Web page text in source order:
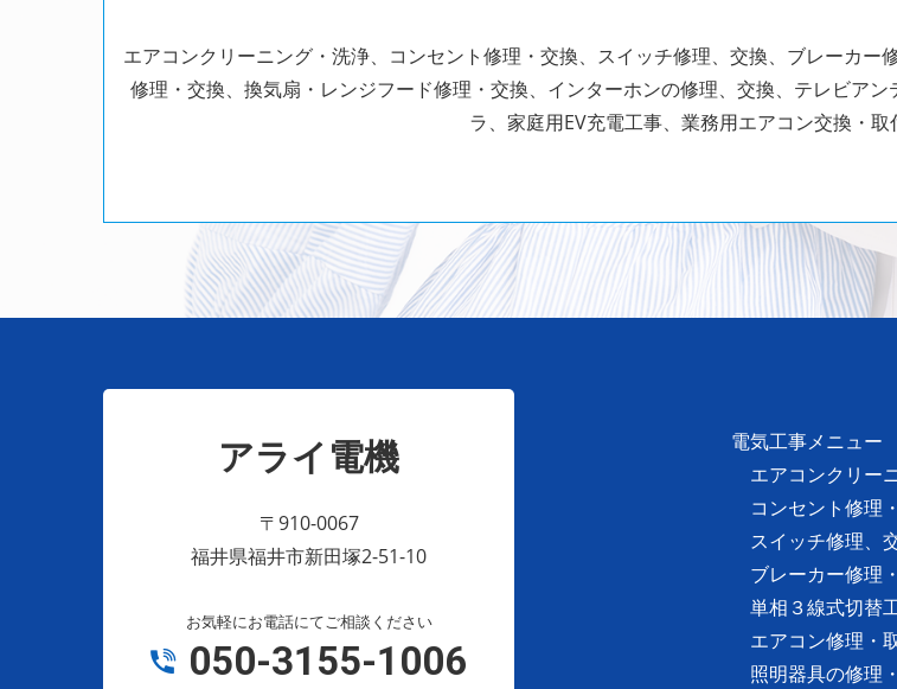
エアコンクリーニング・洗浄、コンセント修理・交換、スイッチ修理、交換、ブレーカ
修理・交換、換気扇・レンジフード修理・交換、インターホンの修理、交換、テレビアン
ラ、家庭用EV充電工事、業務用エアコン交換・
アライ電機
〒910-0067
福井県福井市新田塚2-51-10
お気軽にお電話にてご相談ください
050-3155-1006
電気工事メニュー
エアコンクリー
コンセント修理
スイッチ修理、
ブレーカー修理
単相３線式切替
エアコン修理・
照明器具の修理